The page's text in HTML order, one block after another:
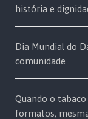
história e
Dia Mundial do
comunidade
Quando o
formatos,